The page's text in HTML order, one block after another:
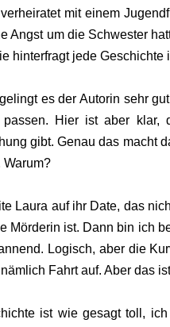
mit einem
Angst um die Schwester
hinterfragt jede Geschichte
es der Autorin sehr
passen. Hier ist aber
gibt. Genau das macht
Warum?
Laura auf ihr Date, das
Mörderin ist. Dann bin ich
Logisch, aber die
Fahrt auf. Aber das
ist wie gesagt toll,